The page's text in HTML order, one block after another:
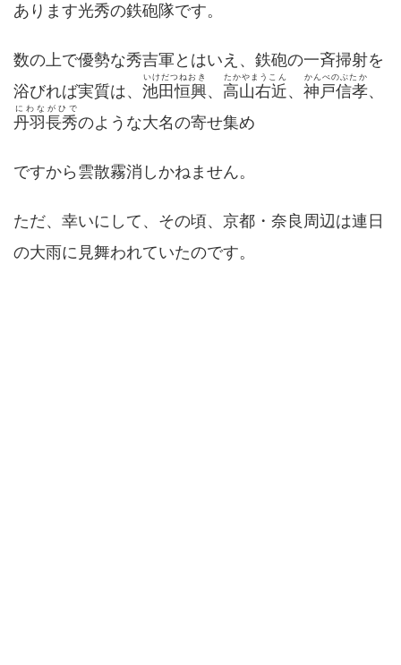
あります光秀の鉄砲隊です。
数の上で優勢な秀吉軍とはいえ、鉄砲の一斉掃射を
浴びれば実質は、 池田恒興
いけだつねおき
、 高山右近
たかやまうこん
、 神戸信孝
かんべのぶたか
、
丹羽長秀
にわながひで
のような大名の寄せ集め
ですから雲散霧消しかねません。
ただ、幸いにして、その頃、京都・奈良周辺は連日
の大雨に見舞われていたのです。